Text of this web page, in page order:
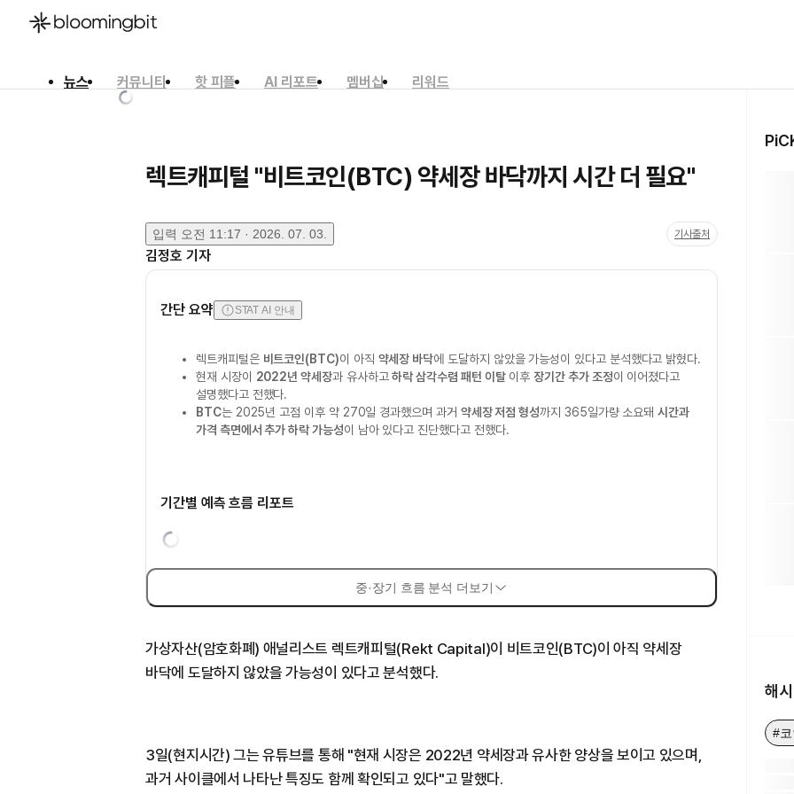
뉴스 커뮤니티 핫 피플 AI 리포트 멤버십
리워드
렉트캐피털 "비트코인(BTC) 약세장 바닥까지 시간 더 필요"
입력 오전 11:17 · 2026. 07. 03. 기사출처
김정호 기자
간단 요약 STAT AI 안내
렉트캐피털은 비트코인(BTC)이 아직 약세장 바닥에 도달하지 않았을 가능성이 있다고 분석했다고 밝혔다.
현재 시장이 2022년 약세장과 유사하고하락 삼각수렴 패턴 이탈이후장기간 추가 조정이 이어졌다고
설명했다고 전했다.
BTC는 2025년 고점 이후 약 270일 경과했으며 과거 약세장 저점 형성까지 365일가량 소요돼시간과
가격 측면에서 추가 하락 가능성이 남아 있다고 진단했다고 전했다.
기간별 예측 흐름 리포트
중·장기 흐름 분석 더보기
가상자산(암호화폐) 애널리스트 렉트캐피털(Rekt Capital)이 비트코인(BTC)이 아직 약세장
바닥에 도달하지 않았을 가능성이 있다고 분석했다.
3일(현지시간) 그는 유튜브를 통해 "현재 시장은 2022년 약세장과 유사한 양상을 보이고 있으며,
과거 사이클에서 나타난 특징도 함께 확인되고 있다"고 말했다.
해
#코